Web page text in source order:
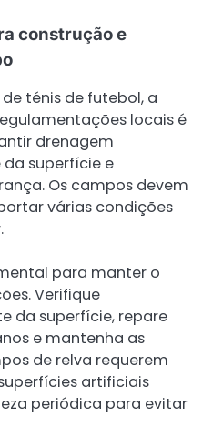
construção e
ténis de futebol, a
locais é
drenagem
superfície e
Os campos devem
várias condições
para manter o
Verifique
da superfície, repare
e mantenha as
de relva requerem
artificiais
periódica para evitar